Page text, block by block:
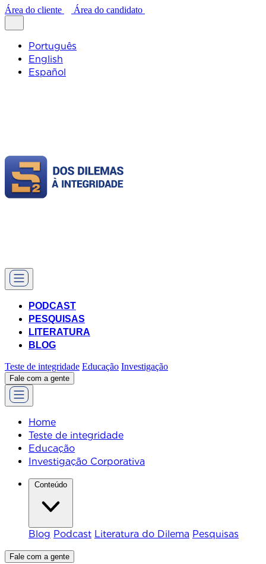
Área do cliente Área do candidato
Português
English
Español
PODCAST
PESQUISAS
LITERATURA
BLOG
Teste de integridade Educação Investigação
Fale com a gente
Home
Teste de integridade
Educação
Investigação Corporativa
Blog Podcast Literatura do Dilema Pesquisas
Fale com a gente